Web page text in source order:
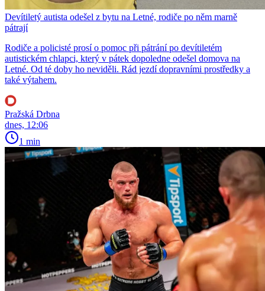
Devítiletý autista odešel z bytu na Letné, rodiče po něm marně
pátrají
Rodiče a policisté prosí o pomoc při pátrání po devítiletém
autistickém chlapci, který v pátek dopoledne odešel domova na
Letné. Od té doby ho neviděli. Rád jezdí dopravními prostředky a
také výtahem.
Pražská Drbna
dnes, 12:06
1 min